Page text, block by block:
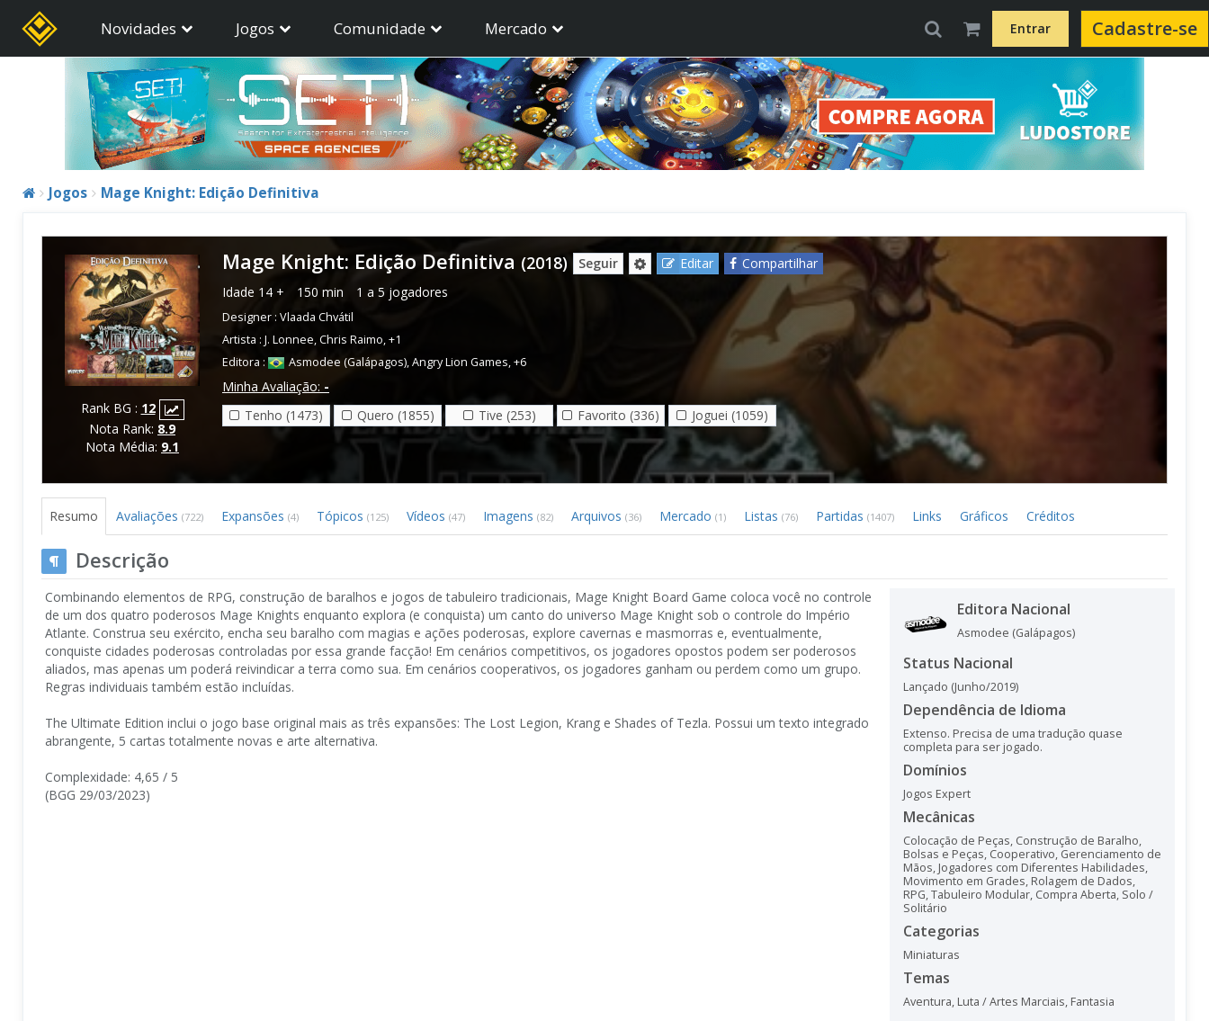
Novidades Jogos Comunidade Mercado Entrar Cadastre-se
Jogos Mage Knight: Edição Definitiva
Rank BG : 12
Nota Rank: 8.9
Nota Média: 9.1
Mage Knight: Edição Definitiva (2018) Seguir Editar
Compartilhar
Idade 14 + 150 min 1 a 5 jogadores
Designer : Vlaada Chvátil
Artista : J. Lonnee,Chris Raimo,+1
Editora :
Asmodee (Galápagos),Angry Lion Games,+6
Minha Avaliação: -
Tenho (1473)
Quero (1855) Tive (253) Favorito (336) Joguei (1059)
Resumo Avaliações (722) Expansões (4) Tópicos (125) Vídeos (47) Imagens (82) Arquivos (36) Mercado (1) Listas (76) Partidas (1407) Links Gráficos Créditos
Descrição
Combinando elementos de RPG, construção de baralhos e jogos de tabuleiro tradicionais, Mage Knight Board Game coloca você no controle
de um dos quatro poderosos Mage Knights enquanto explora (e conquista) um canto do universo Mage Knight sob o controle do Império
Atlante. Construa seu exército, encha seu baralho com magias e ações poderosas, explore cavernas e masmorras e, eventualmente,
conquiste cidades poderosas controladas por essa grande facção! Em cenários competitivos, os jogadores opostos podem ser poderosos
aliados, mas apenas um poderá reivindicar a terra como sua. Em cenários cooperativos, os jogadores ganham ou perdem como um grupo.
Regras individuais também estão incluídas.
The Ultimate Edition inclui o jogo base original mais as três expansões: The Lost Legion, Krang e Shades of Tezla. Possui um texto integrado
abrangente, 5 cartas totalmente novas e arte alternativa.
Complexidade: 4,65 / 5
(BGG 29/03/2023)
Editora Nacional
Asmodee (Galápagos)
Status Nacional
Lançado (Junho/2019)
Dependência de Idioma
Extenso. Precisa de uma tradução quase
completa para ser jogado.
Domínios
Jogos Expert
Mecânicas
Colocação de Peças, Construção de Baralho,
Bolsas e Peças, Cooperativo, Gerenciamento de
Mãos, Jogadores com Diferentes Habilidades,
Movimento em Grades, Rolagem de Dados,
RPG,Tabuleiro Modular, Compra Aberta, Solo /
Solitário
Categorias
Miniaturas
Temas
Aventura, Luta / Artes Marciais, Fantasia